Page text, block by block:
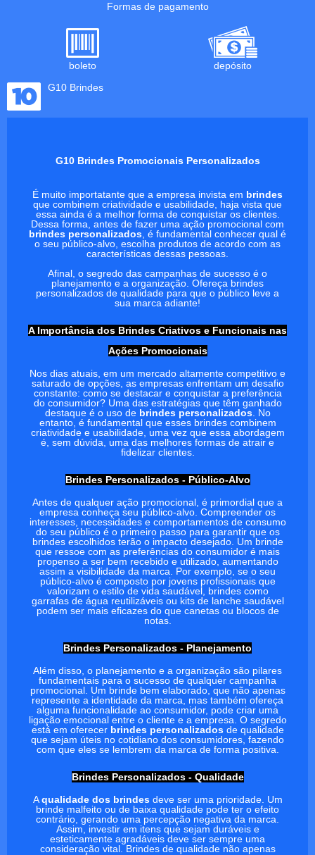
Formas de pagamento
boleto
depósito
G10 Brindes
G10 Brindes Promocionais Personalizados
É muito importatante que a empresa invista em brindes
que combinem criatividade e usabilidade, haja vista que
essa ainda é a melhor forma de conquistar os clientes.
Dessa forma, antes de fazer uma ação promocional com
brindes personalizados, é fundamental conhecer qual é
o seu público-alvo, escolha produtos de acordo com as
características dessas pessoas.
Afinal, o segredo das campanhas de sucesso é o
planejamento e a organização. Ofereça brindes
personalizados de qualidade para que o público leve a
sua marca adiante!
A Importância dos Brindes Criativos e Funcionais nas
Ações Promocionais
Nos dias atuais, em um mercado altamente competitivo e
saturado de opções, as empresas enfrentam um desafio
constante: como se destacar e conquistar a preferência
do consumidor? Uma das estratégias que têm ganhado
destaque é o uso de brindes personalizados. No
entanto, é fundamental que esses brindes combinem
criatividade e usabilidade, uma vez que essa abordagem
é, sem dúvida, uma das melhores formas de atrair e
fidelizar clientes.
Brindes Personalizados - Público-Alvo
Antes de qualquer ação promocional, é primordial que a
empresa conheça seu público-alvo. Compreender os
interesses, necessidades e comportamentos de consumo
do seu público é o primeiro passo para garantir que os
brindes escolhidos terão o impacto desejado. Um brinde
que ressoe com as preferências do consumidor é mais
propenso a ser bem recebido e utilizado, aumentando
assim a visibilidade da marca. Por exemplo, se o seu
público-alvo é composto por jovens profissionais que
valorizam o estilo de vida saudável, brindes como
garrafas de água reutilizáveis ou kits de lanche saudável
podem ser mais eficazes do que canetas ou blocos de
notas.
Brindes Personalizados - Planejamento
Além disso, o planejamento e a organização são pilares
fundamentais para o sucesso de qualquer campanha
promocional. Um brinde bem elaborado, que não apenas
represente a identidade da marca, mas também ofereça
alguma funcionalidade ao consumidor, pode criar uma
ligação emocional entre o cliente e a empresa. O segredo
está em oferecer brindes personalizadosde qualidade
que sejam úteis no cotidiano dos consumidores, fazendo
com que eles se lembrem da marca de forma positiva.
Brindes Personalizados - Qualidade
Aqualidade dos brindesdeve ser uma prioridade. Um
brinde malfeito ou de baixa qualidade pode ter o efeito
contrário, gerando uma percepção negativa da marca.
Assim, investir em itens que sejam duráveis e
esteticamente agradáveis deve ser sempre uma
consideração vital. Brindes de qualidade não apenas